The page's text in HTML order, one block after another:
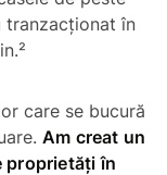
tranzacționat în
care se bucură
Am creat un
proprietăți în